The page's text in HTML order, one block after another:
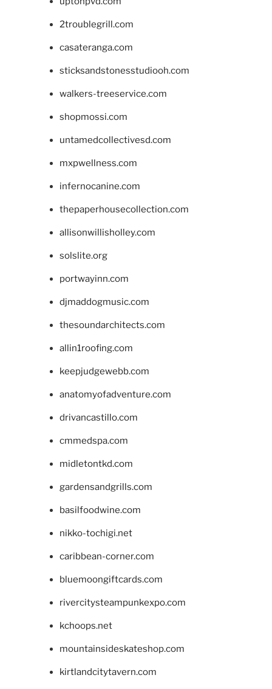
2troublegrill.com
casateranga.com
sticksandstonesstudiooh.com
walkers-treeservice.com
shopmossi.com
untamedcollectivesd.com
mxpwellness.com
infernocanine.com
thepaperhousecollection.com
allisonwillisholley.com
solslite.org
portwayinn.com
djmaddogmusic.com
thesoundarchitects.com
allin1roofing.com
keepjudgewebb.com
anatomyofadventure.com
drivancastillo.com
cmmedspa.com
midletontkd.com
gardensandgrills.com
basilfoodwine.com
nikko-tochigi.net
caribbean-corner.com
bluemoongiftcards.com
rivercitysteampunkexpo.com
kchoops.net
mountainsideskateshop.com
kirtlandcitytavern.com